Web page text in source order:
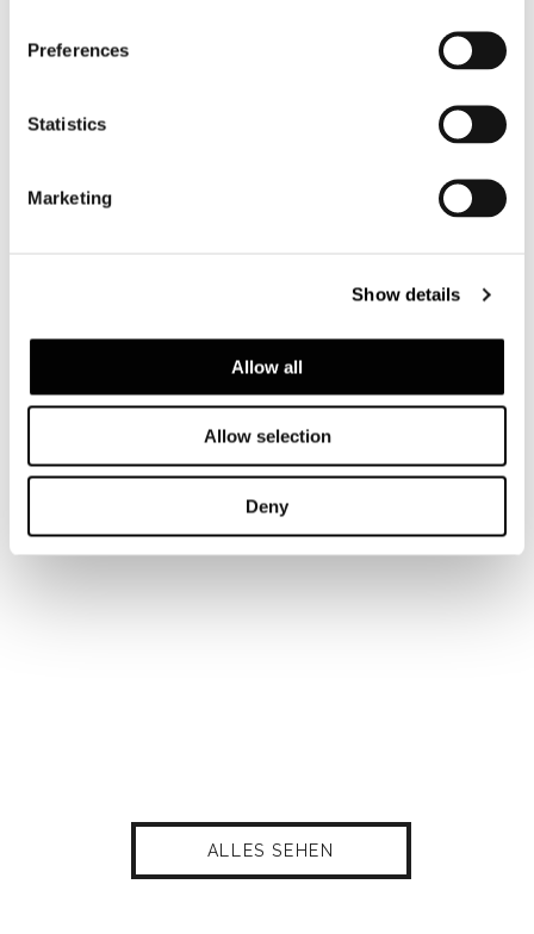
Preferences
Statistics
Marketing
Show details
Allow all
Allow selection
Deny
ALLES SEHEN